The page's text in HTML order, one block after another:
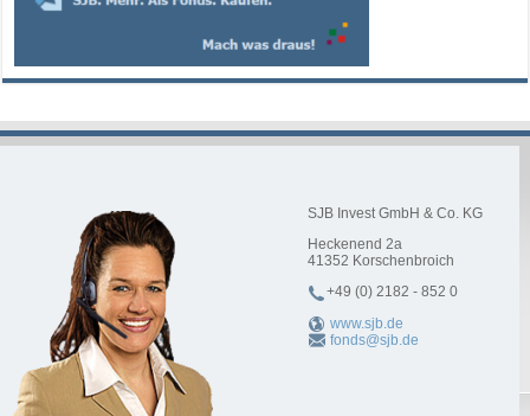
SJB Invest GmbH & Co. KG
Heckenend 2a
41352 Korschenbroich
+49 (0) 2182 - 852 0
www.sjb.de
fonds@sjb.de